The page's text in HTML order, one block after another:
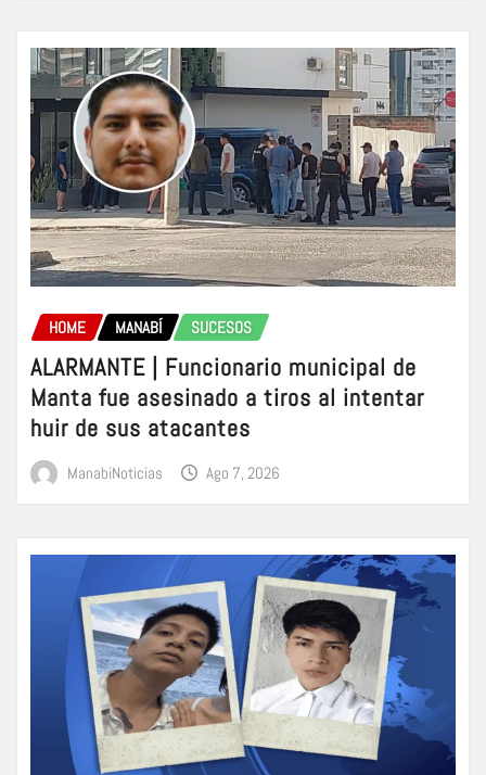
HOME MANABÍ SUCESOS
ALARMANTE | Funcionario municipal de
Manta fue asesinado a tiros al intentar
huir de sus atacantes
ManabiNoticias Ago 7, 2026